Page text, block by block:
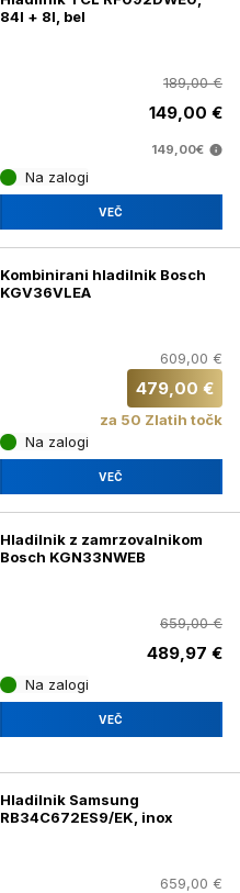
84l + 8l, bel
189,00 €
149,00 €
149,00€
Na zalogi
VEČ
Kombinirani hladilnik Bosch
KGV36VLEA
609,00 €
479,00 €
za 50 Zlatih točk
Na zalogi
VEČ
Hladilnik z zamrzovalnikom
Bosch KGN33NWEB
659,00 €
489,97 €
Na zalogi
VEČ
Hladilnik Samsung
RB34C672ES9/EK, inox
659,00 €